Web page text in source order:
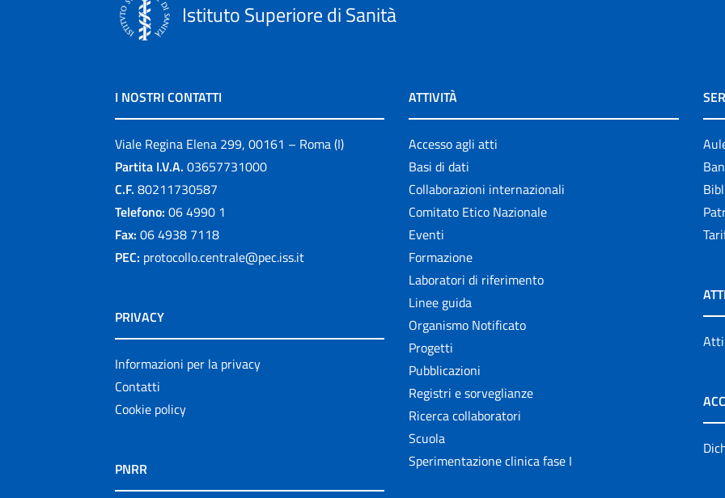
Istituto Superiore di Sanità
I NOSTRI CONTATTI
Viale Regina Elena 299, 00161 – Roma (I)
Partita I.V.A. 03657731000
C.F. 80211730587
Telefono: 06 4990 1
Fax: 06 4938 7118
PEC: protocollo.centrale@pec.iss.it
PRIVACY
Informazioni per la privacy
Contatti
Cookie policy
PNRR
ATTIVITÀ
Accesso agli atti
Basi di dati
Collaborazioni internazionali
Comitato Etico Nazionale
Eventi
Formazione
Laboratori di riferimento
Linee guida
Organismo Notificato
Progetti
Pubblicazioni
Registri e sorveglianze
Ricerca collaboratori
Scuola
Sperimentazione clinica fase I
Atti